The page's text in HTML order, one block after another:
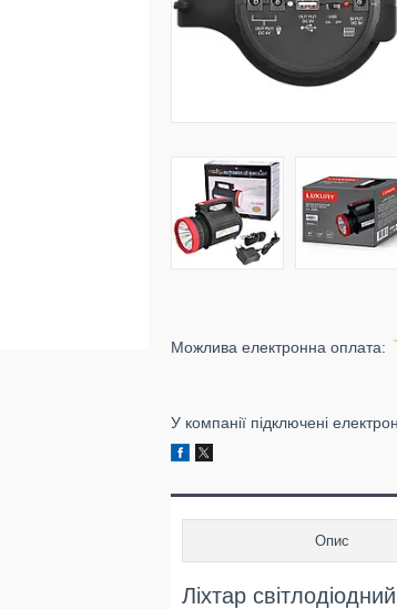
У компанії підключені
Опис
Ліхтар